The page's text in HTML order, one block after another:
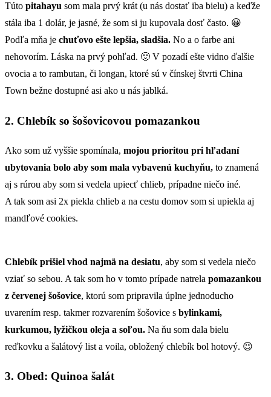
Túto pitahayu som mala prvý krát (u nás dostať iba bielu) a keďže
stála iba 1 dolár, je jasné, že som si ju kupovala dosť často. 😀
Podľa mňa je chuťovo ešte lepšia, sladšia. No a o farbe ani
nehovorím. Láska na prvý pohľad. 🙂 V pozadí ešte vidno ďalšie
ovocia a to rambutan, či longan, ktoré sú v čínskej štvrti China
Town bežne dostupné asi ako u nás jablká.
2. Chlebík so šošovicovou pomazankou
Ako som už vyššie spomínala, mojou prioritou pri hľadaní
ubytovania bolo aby som mala vybavenú kuchyňu, to znamená
aj s rúrou aby som si vedela upiecť chlieb, prípadne niečo iné.
A tak som asi 2x piekla chlieb a na cestu domov som si upiekla aj
mandľové cookies.
Chlebík prišiel vhod najmä na desiatu, aby som si vedela niečo
vziať so sebou. A tak som ho v tomto prípade natrela pomazankou
z červenej šošovice, ktorú som pripravila úplne jednoducho
uvarením resp. takmer rozvarením šošovice s bylinkami,
kurkumou, lyžičkou oleja a soľou. Na ňu som dala bielu
reďkovku a šalátový list a voila, obložený chlebík bol hotový. 😉
3. Obed: Quinoa šalát